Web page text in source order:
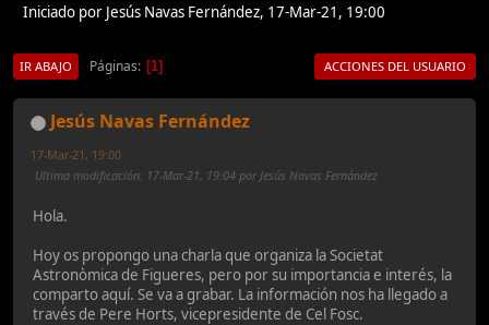
Iniciado por Jesús Navas Fernández, 17-Mar-21, 19:00
IR ABAJO Páginas 1 ACCIONES DEL USUARIO
Jesús Navas Fernández
17-Mar-21, 19:00
Ultima modificación: 17-Mar-21, 19:04 por Jesús Navas Fernández
Hola.
Hoy os propongo una charla que organiza la Societat
Astronòmica de Figueres, pero por su importancia e interés, la
comparto aquí. Se va a grabar. La información nos ha llegado a
través de Pere Horts, vicepresidente de Cel Fosc.